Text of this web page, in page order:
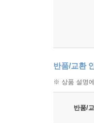
반품/교환
※ 상품 설명
반품/